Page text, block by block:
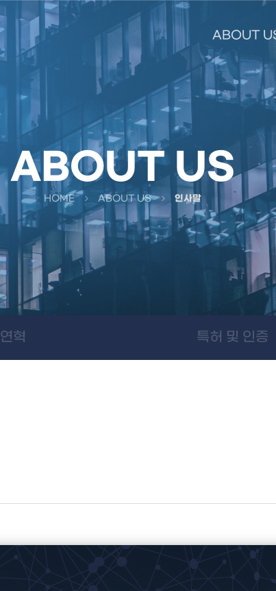
ABOUT
ABOUT US
HOME ABOUT US 인사말
연혁 특허 및 인증